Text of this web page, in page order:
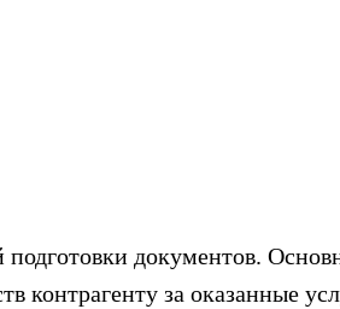
подготовки документов.
контрагенту за оказанные